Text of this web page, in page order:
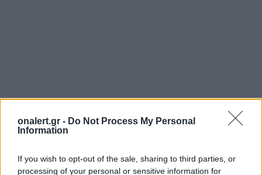
onalert.gr - Do Not Process My Personal
Information
If you wish to opt-out of the sale, sharing to third parties, or
processing of your personal or sensitive information for